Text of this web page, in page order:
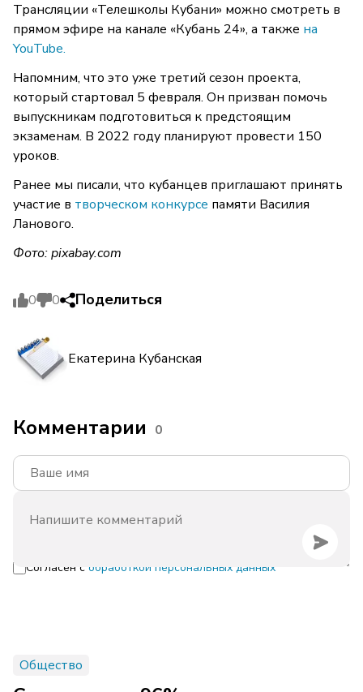
Трансляции «Телешколы Кубани» можно смотреть в
прямом эфире на канале «Кубань 24», а также на
YouTube.
Напомним, что это уже третий сезон проекта,
который стартовал 5 февраля. Он призван помочь
выпускникам подготовиться к предстоящим
экзаменам. В 2022 году планируют провести 150
уроков.
Ранее мы писали, что кубанцев приглашают принять
участие в творческом конкурсе памяти Василия
Ланового.
Фото:pixabay.com
0 0 Поделиться
Екатерина Кубанская
Комментарии 0
Согласен с обработкой персональных данных
Общество